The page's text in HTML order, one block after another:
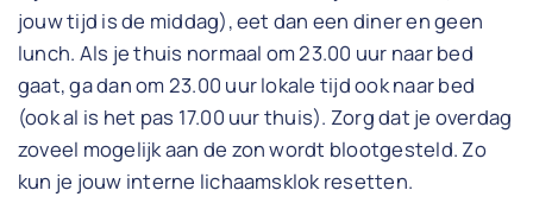
jouw tijd is de middag), eet dan een diner en geen
lunch. Als je thuis normaal om 23.00 uur naar bed
gaat, ga dan om 23.00 uur lokale tijd ook naar bed
(ook al is het pas 17.00 uur thuis). Zorg dat je overdag
zoveel mogelijk aan de zon wordt blootgesteld. Zo
kun je jouw interne lichaamsklok resetten.